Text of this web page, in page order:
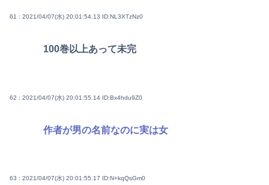
61 : 2021/04/07(水) 20:01:54.13 ID:NL3XTzNz0
100巻以上あって未完
62 : 2021/04/07(水) 20:01:55.14 ID:Bx4hdu9Z0
作者が男の名前なのに実は女
63 : 2021/04/07(水) 20:01:55.17 ID:N+kqQsGm0